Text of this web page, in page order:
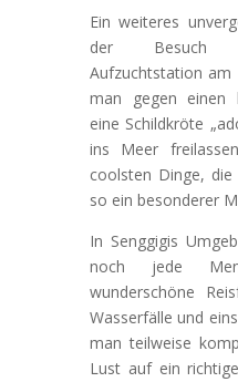
Ein weiteres
der Besuch
Aufzuchtstation
man gegen einen
eine Schildkröte
ins Meer
coolsten Dinge,
so ein besonderer
In Senggigis
noch jede
wunderschöne
Wasserfälle und
man teilweise
Lust auf ein